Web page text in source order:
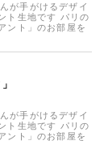
が手がけるデザイ
ト生地です パリの
ント」のお部屋を
が手がけるデザイ
ト生地です パリの
ント」のお部屋を